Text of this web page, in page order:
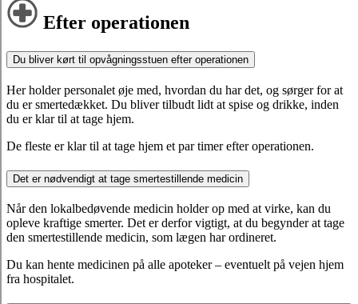
Efter operationen
Du bliver kørt til opvågningsstuen efter operationen
Her holder personalet øje med, hvordan du har det, og sørger for at
du er smertedækket. Du bliver tilbudt lidt at spise og drikke, inden
du er klar til at tage hjem.
De fleste er klar til at tage hjem et par timer efter operationen.
Det er nødvendigt at tage smertestillende medicin
Når den lokalbedøvende medicin holder op med at virke, kan du
opleve kraftige smerter. Det er derfor vigtigt, at du begynder at tage
den smertestillende medicin, som lægen har ordineret.
Du kan hente medicinen på alle apoteker – eventuelt på vejen hjem
fra hospitalet.